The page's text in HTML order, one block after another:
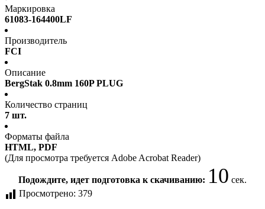
Маркировка
61083-164400LF
Производитель
FCI
Описание
BergStak 0.8mm 160P PLUG
Количество страниц
7 шт.
Форматы файла
HTML, PDF
(Для просмотра требуется Adobe Acrobat Reader)
Подождите, идет подготовка к скачиванию: 10 сек.
Просмотрено: 379